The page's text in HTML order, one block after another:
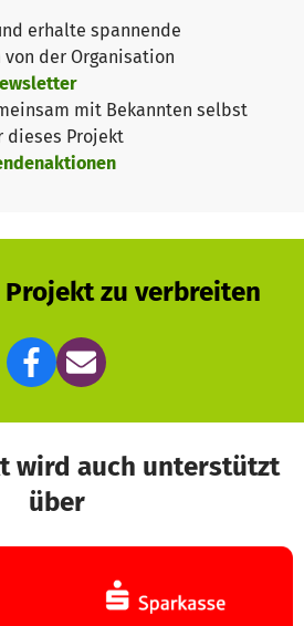
durchführen. Zum
unser Angebot weiterhin wirksam
interessierte Ehrenamtliche
für ihre Aufgabe qualifizieren zu
Malteser Patenruf finden Sie
erhalte spannende
der Organisation
mit Bekannten selbst
dieses Projekt
zu verbreiten
wird auch unterstützt
über